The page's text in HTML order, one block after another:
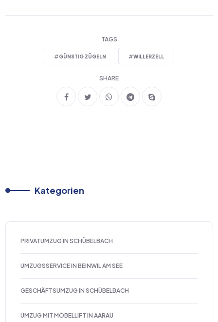
TAGS
#GÜNSTIG ZÜGELN #WILLERZELL
SHARE
Kategorien
PRIVATUMZUG IN SCHÜBELBACH
UMZUGSSERVICE IN BEINWIL AM SEE
GESCHÄFTSUMZUG IN SCHÜBELBACH
UMZUG MIT MÖBELLIFT IN AARAU